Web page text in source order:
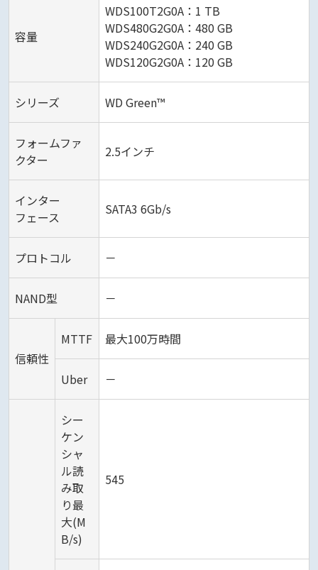
容量
WDS100T2G0A：1 TB
WDS480G2G0A：480 GB
WDS240G2G0A：240 GB
WDS120G2G0A：120 GB
シリーズ WD Green™
フォームファ
クター
2.5インチ
インター
フェース
SATA3 6Gb/s
プロトコル －
NAND型 －
信頼性
MTTF 最大100万時間
Uber －
シー
ケン
シャ
ル読
み取
り最
大(M
B/s)
545